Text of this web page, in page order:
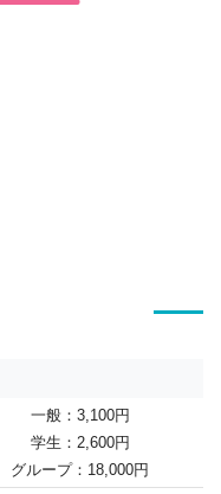
一般：3,100円
学生：2,600円
グループ：18,000円